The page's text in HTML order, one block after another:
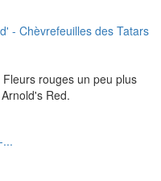
rouges un peu plus
Red.